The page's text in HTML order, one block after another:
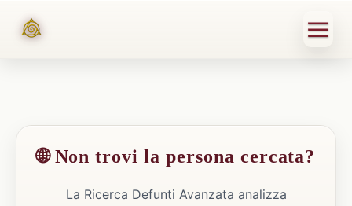
🌐 Non trovi la persona cercata?
La Ricerca Defunti Avanzata analizza